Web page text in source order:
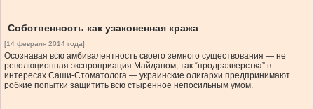
Cобственность как узаконенная кража
[14 февраля 2014 года]
Осознавая всю амбивалентность своего земного существования — не
революционная экспроприация Майданом, так “продразверстка” в
интересах Саши-Стоматолога — украинские олигархи предпринимают
робкие попытки защитить всю стыренное непосильным умом.